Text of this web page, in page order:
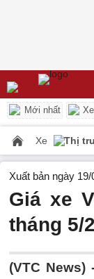
Mới nhất
Xe Thị
Xuất bản ngày
Giá xe
tháng 5/
(VTC News)